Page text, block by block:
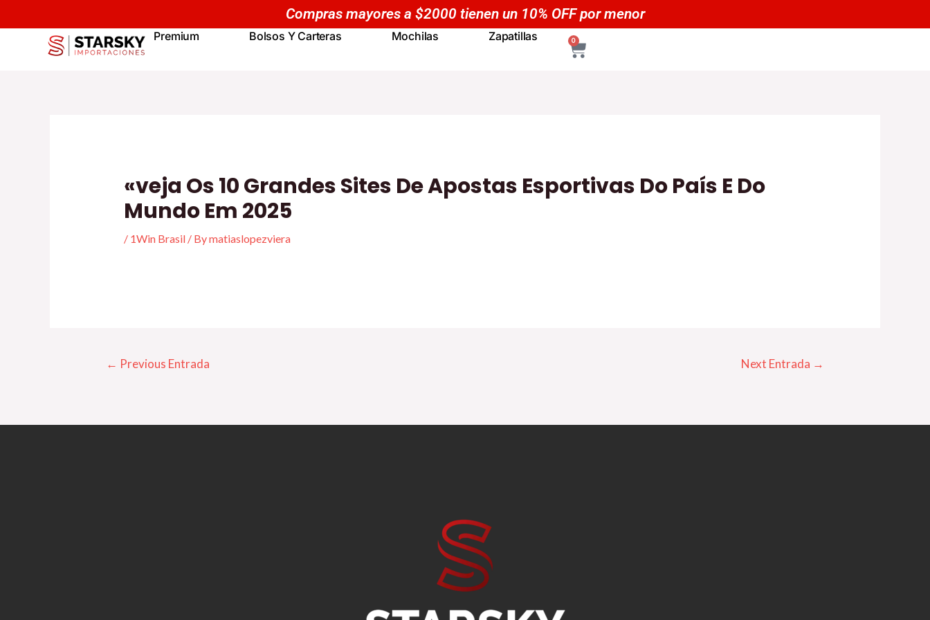
to
Compras mayores a $2000 tienen un 10% OFF por menor
Premium Bolsos Y Carteras Mochilas Zapatillas 0
CART
«veja Os 10 Grandes Sites De Apostas Esportivas Do País E Do
Mundo Em 2025
/ 1Win Brasil/ Bymatiaslopezviera
de
entradas
← Previous Entrada Next Entrada →